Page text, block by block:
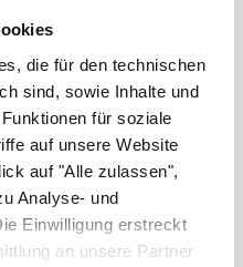
die für den technischen
sind, sowie Inhalte und
für soziale
auf unsere Website
auf "Alle zulassen",
Analyse- und
Einwilligung erstreckt
an unsere Partner